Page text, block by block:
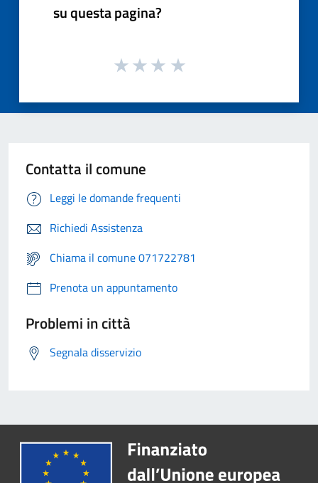
su questa pagina?
Contatta il comune
Leggi le domande frequenti
Richiedi Assistenza
Chiama il comune 071722781
Prenota un appuntamento
Problemi in città
Segnala disservizio